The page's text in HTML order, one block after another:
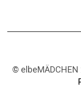
© elbeMÄDCHEN